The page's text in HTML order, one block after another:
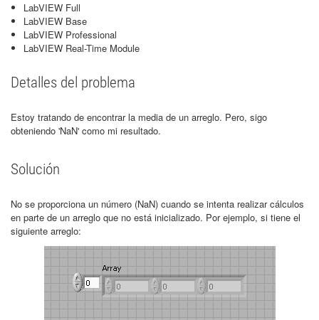
LabVIEW Full
LabVIEW Base
LabVIEW Professional
LabVIEW Real-Time Module
Detalles del problema
Estoy tratando de encontrar la media de un arreglo. Pero, sigo
obteniendo 'NaN' como mi resultado.
Solución
No se proporciona un número (NaN) cuando se intenta realizar cálculos
en parte de un arreglo que no está inicializado. Por ejemplo, si tiene el
siguiente arreglo: